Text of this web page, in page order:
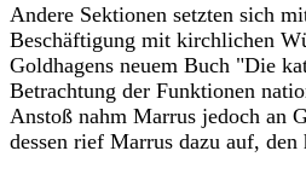
Andere Sektionen setzten sich
Beschäftigung mit kirchlichen
Goldhagens neuem Buch "Die
Betrachtung der Funktionen
Anstoß nahm Marrus jedoch an
dessen rief Marrus dazu auf,